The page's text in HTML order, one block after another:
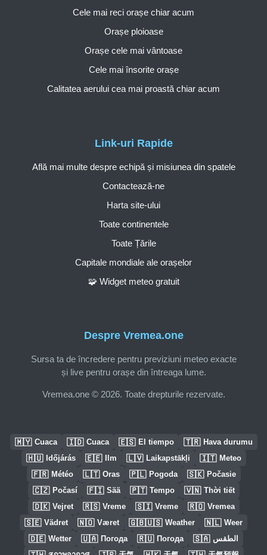
Despre Vremea.one
Sursa ta de încredere pentru previziuni meteo exacte
și live pentru orașe din întreaga lume.
Vremea.one © 2026. Toate drepturile rezervate.
Link-uri Rapide
Află mai multe despre echipă și misiunea din spatele
Contactează-ne
Harta site-ului
Toate continentele
Toate Țările
Capitale mondiale ale orașelor
🧩 Widget meteo gratuit
Cele mai reci orașe chiar acum
Orașe ploioase
Orașe cele mai vântoase
Cele mai însorite orașe
Calitatea aerului cea mai proastă chiar acum
🇲🇾 Cuaca 🇮🇩 Cuaca 🇪🇸 El tiempo 🇹🇷 Hava durumu
🇭🇺 Időjárás 🇪🇪 Ilm 🇱🇻 Laikapstākļi 🇮🇹 Meteo
🇫🇷 Météo 🇱🇹 Oras 🇵🇱 Pogoda 🇸🇰 Počasie
🇨🇿 Počasí 🇫🇮 Sää 🇵🇹 Tempo 🇻🇳 Thời tiết
🇩🇰 Vejret 🇷🇸 Vreme 🇸🇮 Vreme 🇷🇴 Vremea
🇸🇪 Vädret 🇳🇴 Været 🇬🇧🇺🇸 Weather 🇳🇱 Weer
🇩🇪 Wetter 🇺🇦 Погода 🇷🇺 Погода 🇸🇦 الطقس